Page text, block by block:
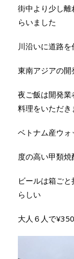
街中より少し
らいました
川沿いに道路
東南アジアの
夜ご飯は開発
料理をいただき
ベトナム産ウォ
度の高い甲類焼
ビールは箱ご
らしい
大人６人で